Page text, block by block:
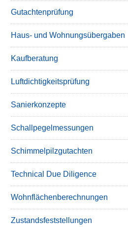
Gutachtenprüfung
Haus- und Wohnungsübergaben
Kaufberatung
Luftdichtigkeitsprüfung
Sanierkonzepte
Schallpegelmessungen
Schimmelpilzgutachten
Technical Due Diligence
Wohnflächenberechnungen
Zustandsfeststellungen